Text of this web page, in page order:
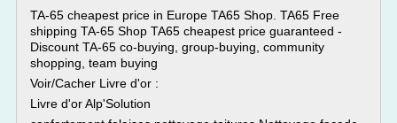
TA-65 cheapest price in Europe TA65 Shop. TA65 Free
shipping TA-65 Shop TA65 cheapest price guaranteed -
Discount TA-65 co-buying, group-buying, community
shopping, team buying
Voir/Cacher Livre d'or :
Livre d'or Alp'Solution